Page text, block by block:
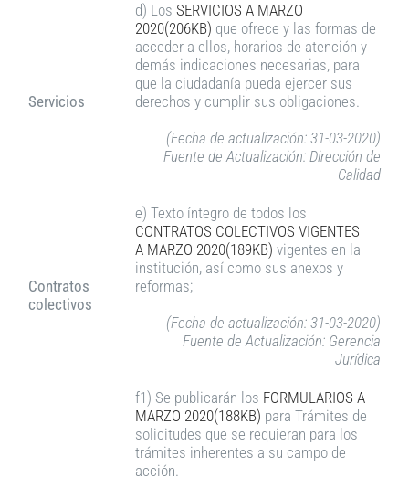
Servicios
d) Los SERVICIOS A MARZO
2020(206KB) que ofrece y las formas de
acceder a ellos, horarios de atención y
demás indicaciones necesarias, para
que la ciudadanía pueda ejercer sus
derechos y cumplir sus obligaciones.
(Fecha de actualización: 31-03-2020)
Fuente de Actualización: Dirección de
Calidad
Contratos
colectivos
e) Texto íntegro de todos los
CONTRATOS COLECTIVOS VIGENTES
A MARZO 2020(189KB) vigentes en la
institución, así como sus anexos y
reformas;
(Fecha de actualización: 31-03-2020)
Fuente de Actualización: Gerencia
Jurídica
f1) Se publicarán los FORMULARIOS A
MARZO 2020(188KB) para Trámites de
solicitudes que se requieran para los
trámites inherentes a su campo de
acción.